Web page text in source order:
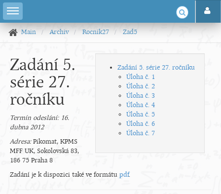
Main Archiv Rocnik27 Zad5
Zadání 5. série 27. ročníku
Úloha č. 1
Úloha č. 2
Úloha č. 3
Úloha č. 4
Úloha č. 5
Úloha č. 6
Úloha č. 7
Zadání 5.
série 27.
ročníku
Termín odeslání: 16.
dubna 2012
Adresa:Pikomat, KPMS
MFF UK, Sokolovská 83,
186 75 Praha 8
Zadání je k dispozici také ve formátu pdf.